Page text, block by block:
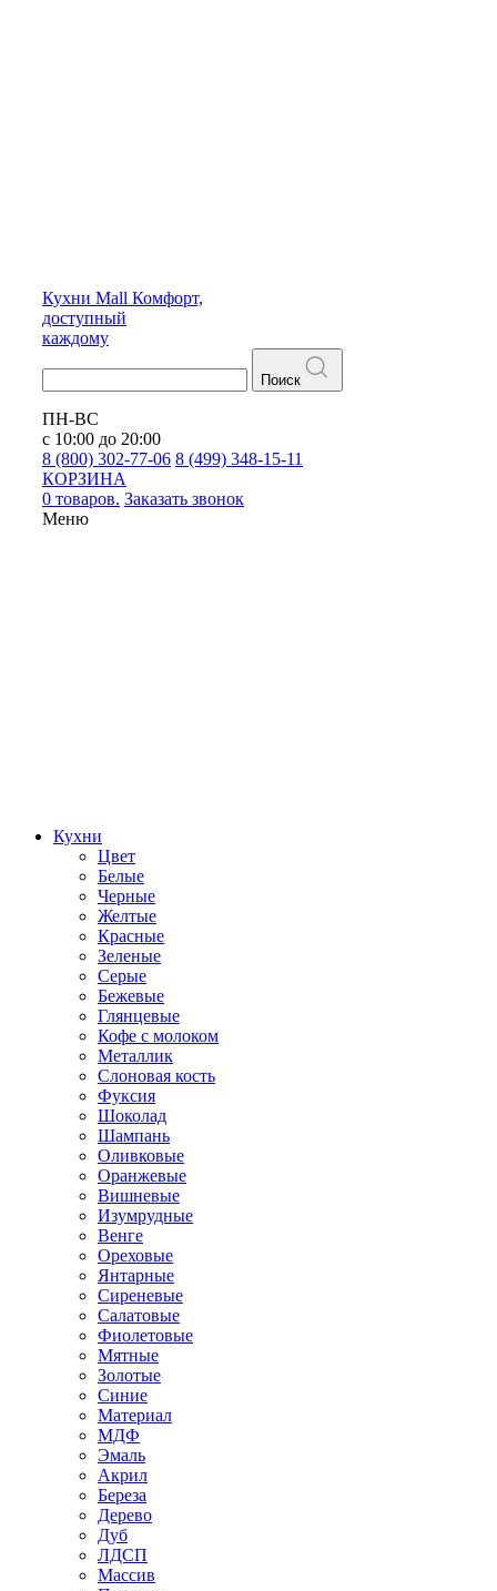
Кухни Mall Комфорт,
доступный
каждому
Поиск
ПН-ВС
с 10:00 до 20:00
8 (800) 302-77-06 8 (499) 348-15-11
КОРЗИНА
0 товаров. Заказать звонок
Меню
Кухни
Цвет
Белые
Черные
Желтые
Красные
Зеленые
Серые
Бежевые
Глянцевые
Кофе с молоком
Металлик
Слоновая кость
Фуксия
Шоколад
Шампань
Оливковые
Оранжевые
Вишневые
Изумрудные
Венге
Ореховые
Янтарные
Сиреневые
Салатовые
Фиолетовые
Мятные
Золотые
Синие
Материал
МДФ
Эмаль
Акрил
Береза
Дерево
Дуб
ЛДСП
Массив